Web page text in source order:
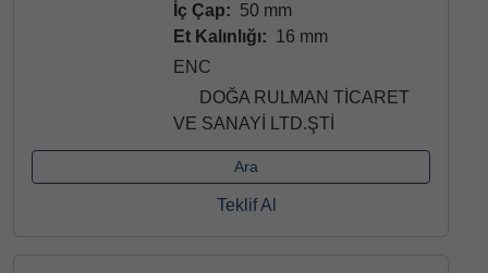
İç Çap: 50 mm
Et Kalınlığı: 16 mm
ENC
DOĞA RULMAN TİCARET
VE SANAYİ LTD.ŞTİ
Ara
Teklif Al